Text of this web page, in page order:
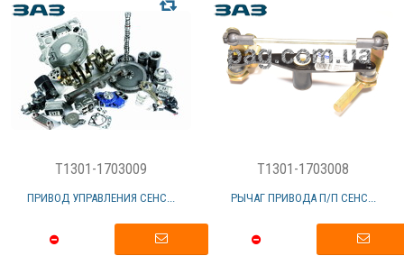
T1301-1703009
ПРИВОД УПРАВЛЕНИЯ СЕНС...
T1301-1703008
РЫЧАГ ПРИВОДА П/П СЕНС...